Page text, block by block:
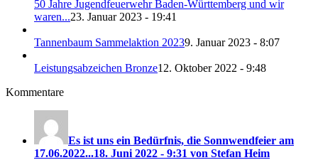
50 Jahre Jugendfeuerwehr Baden-Württemberg und wir
waren...23. Januar 2023 - 19:41
Tannenbaum Sammelaktion 20239. Januar 2023 - 8:07
Leistungsabzeichen Bronze12. Oktober 2022 - 9:48
Kommentare
Es ist uns ein Bedürfnis, die Sonnwendfeier am
17.06.2022...18. Juni 2022 - 9:31 von Stefan Heim